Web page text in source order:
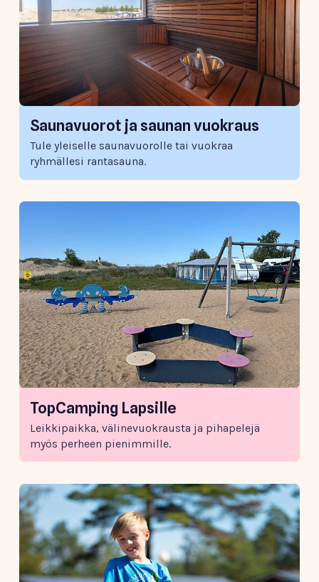
Saunavuorot ja saunan vuokraus
Tule yleiselle saunavuorolle tai vuokraa
ryhmällesi rantasauna.
TopCamping Lapsille
Leikkipaikka, välinevuokrausta ja pihapelejä
myös perheen pienimmille.